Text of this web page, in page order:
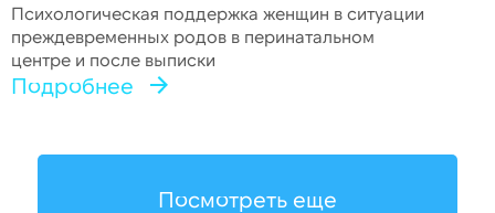
Психологическая поддержка женщин в ситуации
преждевременных родов в перинатальном
центре и после выписки
Подробнее
Посмотреть еще